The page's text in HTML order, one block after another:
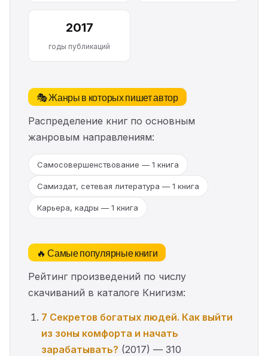
2017
годы публикаций
🎭 Жанры в которых пишет автор
Распределение книг по основным
жанровым направлениям:
Самосовершенствование — 1 книга
Самиздат, сетевая литература — 1 книга
Карьера, кадры — 1 книга
🔥 Самые популярные книги
Рейтинг произведений по числу
скачиваний в каталоге Книгизм:
7 Секретов богатых людей. Как выйти
из зоны комфорта и начать
зарабатывать? (2017) — 310